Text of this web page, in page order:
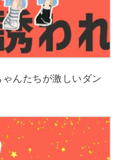
んたちが激しいダン